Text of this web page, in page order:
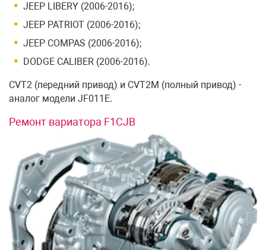
JEEP LIBERY (2006-2016);
JEEP PATRIOT (2006-2016);
JEEP COMPAS (2006-2016);
DODGE CALIBER (2006-2016).
CVT2 (передний привод) и CVT2M (полный привод) -
аналог модели JF011E.
Ремонт вариатора F1CJB